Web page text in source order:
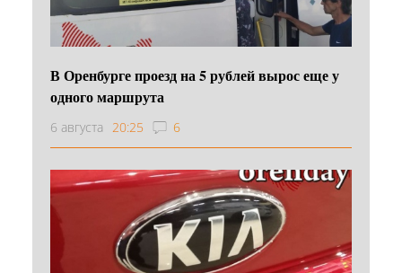
В Оренбурге проезд на 5 рублей вырос еще у
одного маршрута
6 августа 20:25 6